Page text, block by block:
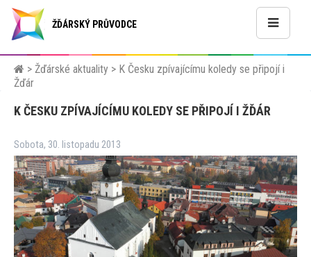
ŽĎÁRSKÝ PRŮVODCE
> Žďárské aktuality > K Česku zpívajícímu koledy se připojí i
Žďár
K ČESKU ZPÍVAJÍCÍMU KOLEDY SE PŘIPOJÍ I ŽĎÁR
Sobota, 30. listopadu 2013